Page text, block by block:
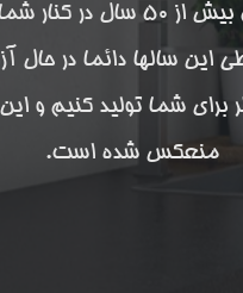
کیفیت بالای محصولات ما
این سالها دائما در حال
شما تولید کنیم و
منعکس شده است.